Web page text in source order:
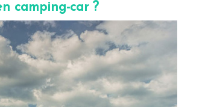
camping-car ?